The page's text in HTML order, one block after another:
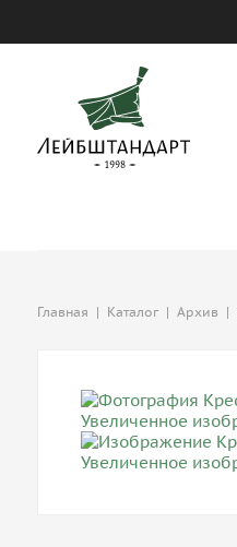
Главная | Каталог | Архив |